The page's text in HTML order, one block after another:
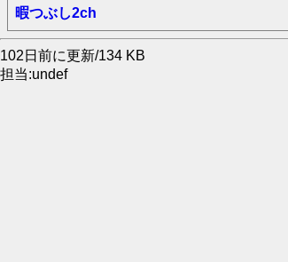
暇つぶし2ch
102日前に更新/134 KB
担当:undef